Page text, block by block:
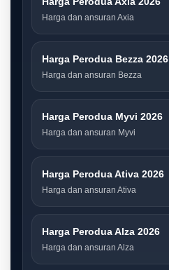
Harga dan ansuran Axia
Harga Perodua Bezza 2026
Harga dan ansuran Bezza
Harga Perodua Myvi 2026
Harga dan ansuran Myvi
Harga Perodua Ativa 2026
Harga dan ansuran Ativa
Harga Perodua Alza 2026
Harga dan ansuran Alza